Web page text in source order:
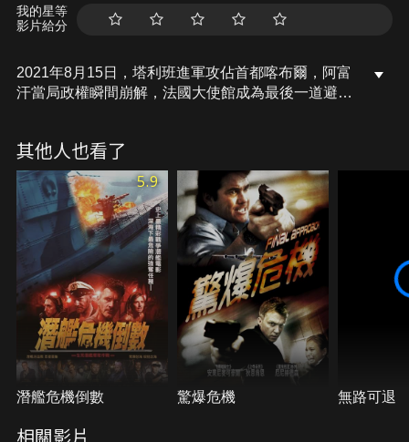
我的星等
影片給分
2021年8月15日，塔利班進軍攻佔首都喀布爾，阿富
汗當局政權瞬間崩解，法國大使館成為最後一道避難
難民橫越戰火肆虐的城市，從這座煉獄的最後出口撤
離！
其他人也看了
5.9
潛艦危機倒數 驚爆危機 無路可退
相關影片